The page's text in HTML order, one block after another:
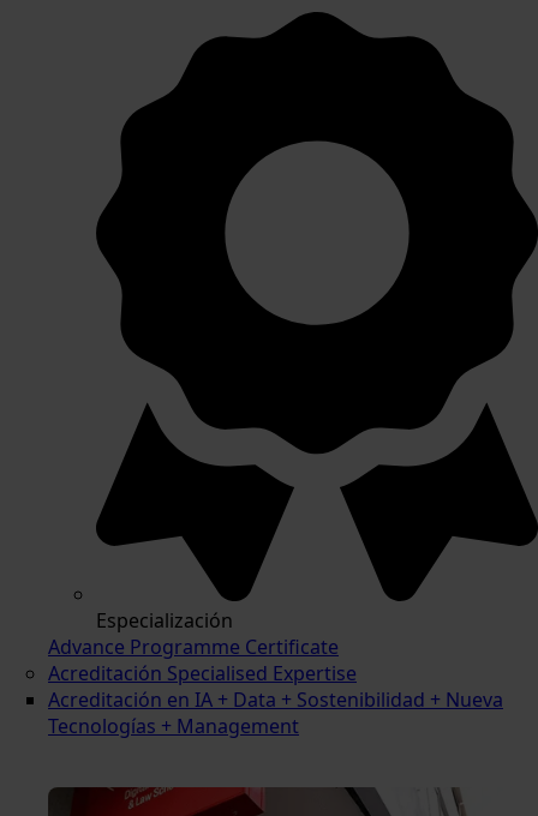
Especialización
Advance Programme Certificate
Acreditación Specialised Expertise
Acreditación en IA + Data + Sostenibilidad + Nueva
Tecnologías + Management